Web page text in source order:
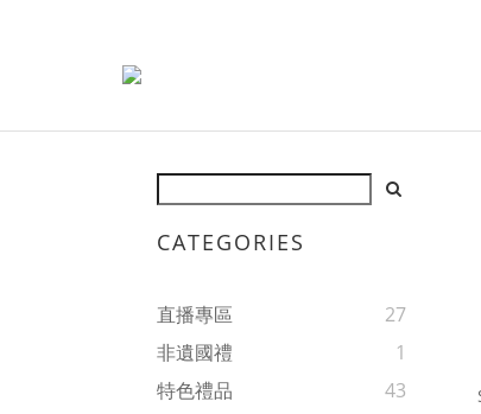
CATEGORIES
直播專區
27
非遺國禮
1
特色禮品
43